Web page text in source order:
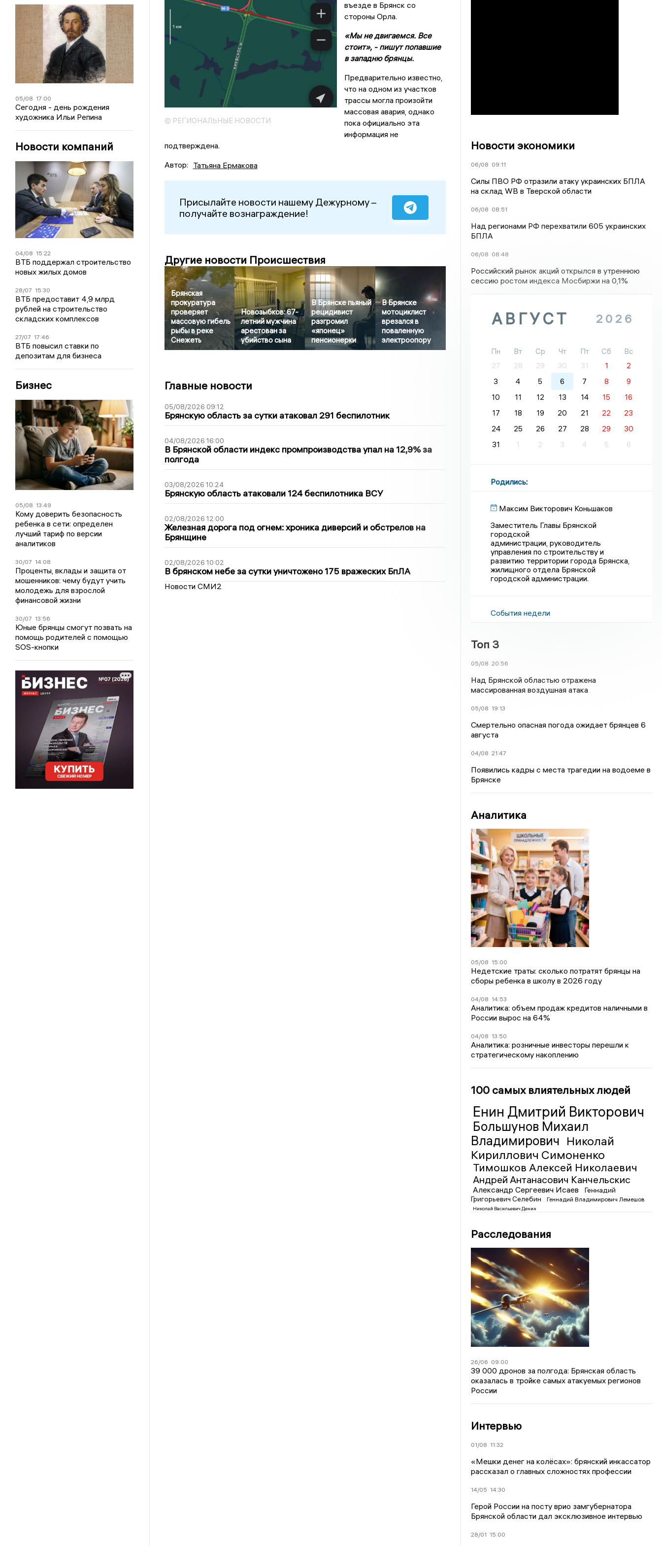
05/08 17:00
Сегодня - день рождения
художника Ильи Репина
Новости компаний
04/08 15:22
ВТБ поддержал строительство
новых жилых домов
28/07 15:30
ВТБ предоставит 4,9 млрд
рублей на строительство
складских комплексов
27/07 17:46
ВТБ повысил ставки по
депозитам для бизнеса
Бизнес
05/08 13:49
Кому доверить безопасность
ребенка в сети: определен
лучший тариф по версии
аналитиков
30/07 14:08
Проценты, вклады и защита от
мошенников: чему будут учить
молодежь для взрослой
финансовой жизни
30/07 13:56
Юные брянцы смогут позвать на
помощь родителей с помощью
SOS-кнопки
© РЕГИОНАЛЬНЫЕ НОВОСТИ
въезде в Брянск со
стороны Орла.
«Мы не двигаемся. Все
стоит», - пишут попавшие
в западню брянцы.
Предварительно известно,
что на одном из участков
трассы могла произойти
массовая авария, однако
пока официально эта
информация не
подтверждена.
Автор: Татьяна Ермакова
Присылайте новости нашему Дежурному –
получайте вознаграждение!
Другие новости Происшествия
Брянская
прокуратура
проверяет
массовую гибель
рыбы в реке
Снежеть
Новозыбков: 67-
летний мужчина
арестован за
убийство сына
В Брянске пьяный
рецидивист
разгромил
«японец»
пенсионерки
В Брянске
мотоциклист
врезался в
поваленную
электроопору
Главные новости
05/08/2026 09:12
Брянскую область за сутки атаковал 291 беспилотник
04/08/2026 16:00
В Брянской области индекс промпроизводства упал на 12,9% за
полгода
03/08/2026 10:24
Брянскую область атаковали 124 беспилотника ВСУ
02/08/2026 12:00
Железная дорога под огнем: хроника диверсий и обстрелов на
Брянщине
02/08/2026 10:02
В брянском небе за сутки уничтожено 175 вражеских БпЛА
Новости СМИ2
Новости экономики
06/08 09:11
Силы ПВО РФ отразили атаку украинских БПЛА
на склад WB в Тверской области
06/08 08:51
Над регионами РФ перехватили 605 украинских
БПЛА
06/08 08:48
Российский рынок акций открылся в утреннюю
сессию ростом индекса Мосбиржи на 0,1%
АВГУСТ 2026
Пн Вт Ср Чт Пт Сб
Вс
27
28 29 30 31 1
2
3
4 5 6 7 8
9
10
11 12 13 14 15
16
17
18 19 20 21 22
23
24
25 26 27 28 29
30
31
1 2 3 4 5 6
Родились:
Максим Викторович Коньшаков
Заместитель Главы Брянской
городской
администрации, руководитель
управления по строительству и
развитию территории города Брянска,
жилищного отдела Брянской
городской администрации.
События недели
Топ 3
05/08 20:56
Над Брянской областью отражена
массированная воздушная атака
05/08 19:13
Смертельно опасная погода ожидает брянцев 6
августа
04/08 21:47
Появились кадры с места трагедии на водоеме в
Брянске
Аналитика
05/08 15:00
Недетские траты: сколько потратят брянцы на
сборы ребенка в школу в 2026 году
04/08 14:53
Аналитика: объем продаж кредитов наличными в
России вырос на 64%
04/08 13:50
Аналитика: розничные инвесторы перешли к
стратегическому накоплению
100 самых влиятельных людей
Енин Дмитрий Викторович
Большунов Михаил
Владимирович Николай
Кириллович Симоненко
Тимошков Алексей Николаевич
Андрей Антанасович Канчельскис
Александр Сергеевич Исаев
Геннадий
Григорьевич Селебин
Геннадий Владимирович Лемешов
Николай Васильевич Денин
Расследования
26/06 09:00
39 000 дронов за полгода: Брянская область
оказалась в тройке самых атакуемых регионов
России
Интервью
01/08 11:32
«Мешки денег на колёсах»: брянский инкассатор
рассказал о главных сложностях профессии
14/05 14:30
Герой России на посту врио замгубернатора
Брянской области дал эксклюзивное интервью
28/01 15:00